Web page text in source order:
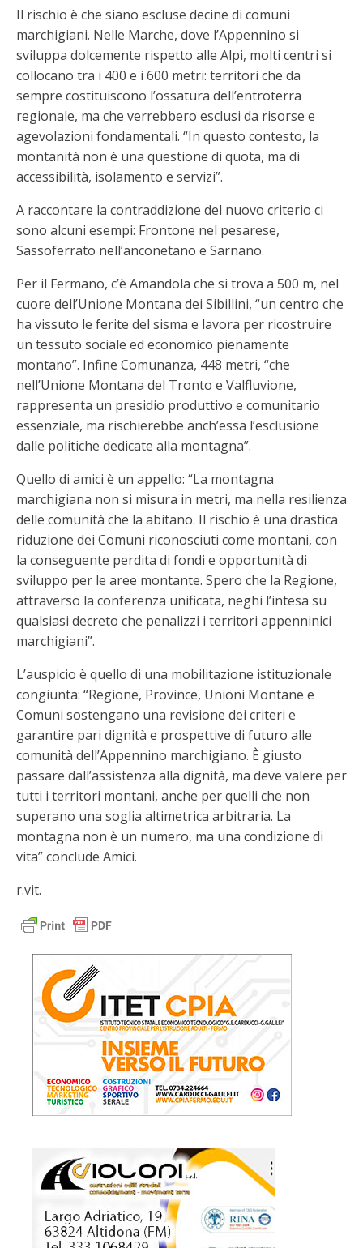
Il rischio è che siano escluse decine di comuni
marchigiani. Nelle Marche, dove l’Appennino si
sviluppa dolcemente rispetto alle Alpi, molti centri si
collocano tra i 400 e i 600 metri: territori che da
sempre costituiscono l’ossatura dell’entroterra
regionale, ma che verrebbero esclusi da risorse e
agevolazioni fondamentali. “In questo contesto, la
montanità non è una questione di quota, ma di
accessibilità, isolamento e servizi”.
A raccontare la contraddizione del nuovo criterio ci
sono alcuni esempi: Frontone nel pesarese,
Sassoferrato nell’anconetano e Sarnano.
Per il Fermano, c’è Amandola che si trova a 500 m, nel
cuore dell’Unione Montana dei Sibillini, “un centro che
ha vissuto le ferite del sisma e lavora per ricostruire
un tessuto sociale ed economico pienamente
montano”. Infine Comunanza, 448 metri, “che
nell’Unione Montana del Tronto e Valfluvione,
rappresenta un presidio produttivo e comunitario
essenziale, ma rischierebbe anch’essa l’esclusione
dalle politiche dedicate alla montagna”.
Quello di amici è un appello: “La montagna
marchigiana non si misura in metri, ma nella resilienza
delle comunità che la abitano. Il rischio è una drastica
riduzione dei Comuni riconosciuti come montani, con
la conseguente perdita di fondi e opportunità di
sviluppo per le aree montante. Spero che la Regione,
attraverso la conferenza unificata, neghi l’intesa su
qualsiasi decreto che penalizzi i territori appenninici
marchigiani”.
L’auspicio è quello di una mobilitazione istituzionale
congiunta: “Regione, Province, Unioni Montane e
Comuni sostengano una revisione dei criteri e
garantire pari dignità e prospettive di futuro alle
comunità dell’Appennino marchigiano. È giusto
passare dall’assistenza alla dignità, ma deve valere per
tutti i territori montani, anche per quelli che non
superano una soglia altimetrica arbitraria. La
montagna non è un numero, ma una condizione di
vita” conclude Amici.
r.vit.